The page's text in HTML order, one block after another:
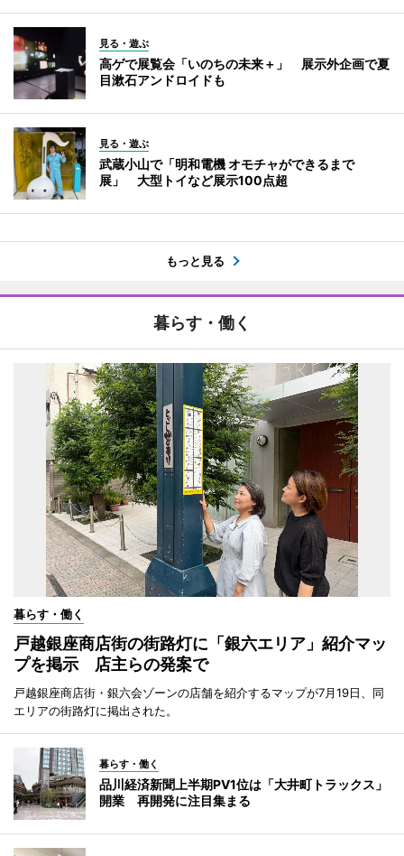
見る・遊ぶ
高ゲで展覧会「いのちの未来＋」 展示外企画で夏
目漱石アンドロイドも
見る・遊ぶ
武蔵小山で「明和電機 オモチャができるまで
展」 大型トイなど展示100点超
もっと見る
暮らす・働く
暮らす・働く
戸越銀座商店街の街路灯に「銀六エリア」紹介マッ
プを掲示 店主らの発案で
戸越銀座商店街・銀六会ゾーンの店舗を紹介するマップが7月19日、同
エリアの街路灯に掲出された。
暮らす・働く
品川経済新聞上半期PV1位は「大井町トラックス」
開業 再開発に注目集まる